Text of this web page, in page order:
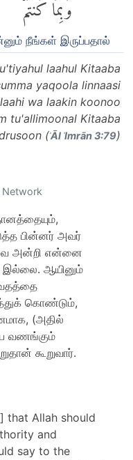
நீங்கள் இருப்பதால்
laahul Kitaaba
yaqoola linnaasi
wa laakin koonoo
tu'allimoonal Kitaaba
(ʾĀl ʿImrān 3:79)
Network
பின்னர் அவர்
அன்றி என்னை
இல்லை. ஆயினும்
கொண்டும்,
(அதில்
வணங்கும்
கூறுவார்.
that Allah should
and
say to the